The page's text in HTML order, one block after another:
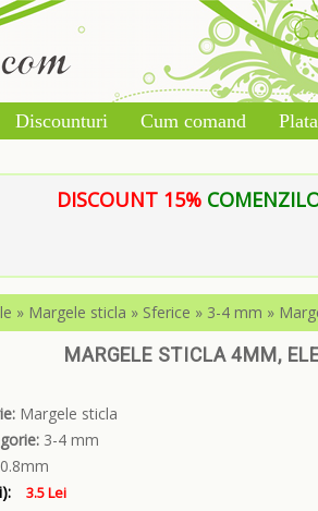
Discounturi Cum comand
DISCOUNT 15%
» Margele sticla » Sferice » 3-4 mm »
MARGELE STICLA 4MM,
Margele sticla
3-4 mm
3.5 Lei